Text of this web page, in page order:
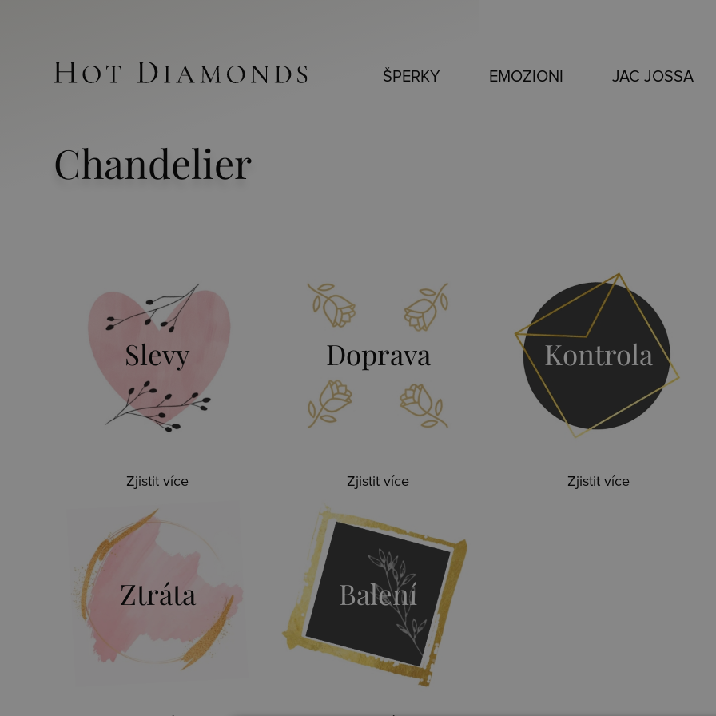
ŠPERKY EMOZIONI JAC JOSSA
Chandelier
Slevy
Zjistit více
Doprava
Zjistit více
Kontrola
Zjistit více
Ztráta Balení